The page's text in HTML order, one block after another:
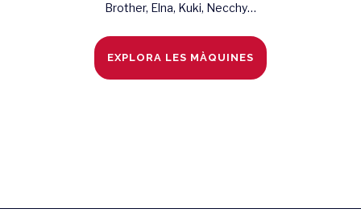
Brother, Elna, Kuki, Necchy…
EXPLORA LES MÀQUINES